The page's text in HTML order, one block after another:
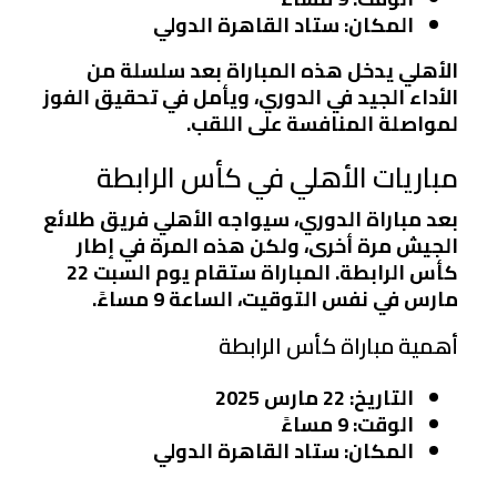
المكان: ستاد القاهرة الدولي
الأهلي يدخل هذه المباراة بعد سلسلة من
الأداء الجيد في الدوري، ويأمل في تحقيق الفوز
لمواصلة المنافسة على اللقب.
مباريات الأهلي في كأس الرابطة
بعد مباراة الدوري، سيواجه الأهلي فريق طلائع
الجيش مرة أخرى، ولكن هذه المرة في إطار
كأس الرابطة. المباراة ستقام يوم السبت 22
مارس في نفس التوقيت، الساعة 9 مساءً.
أهمية مباراة كأس الرابطة
التاريخ: 22 مارس 2025
الوقت: 9 مساءً
المكان: ستاد القاهرة الدولي